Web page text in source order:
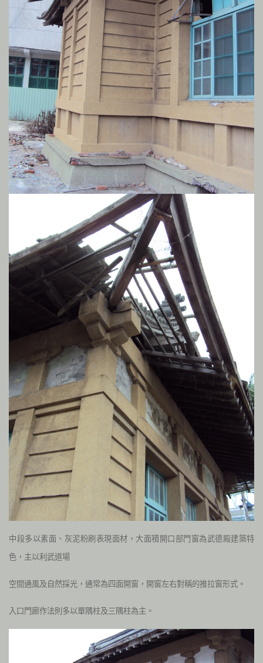
中段多以素面、灰泥粉刷表現面材，大面積開口部門窗為武德殿建築特
色，主以利武道場
空間通風及自然採光，通常為四面開窗，開窗左右對稱的推拉窗形式。
入口門廊作法則多以單隅柱及三隅柱為主。